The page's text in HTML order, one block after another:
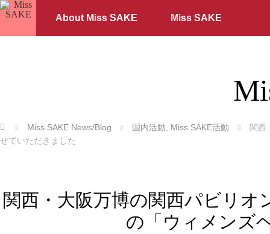
About Miss SAKE Miss SAKE
ホーム Miss SAKE News/Blog 国内活動 Miss SAKE活動
関西
せていただきました
関西・大阪万博の関西パビリオ
の「ウィメンズ